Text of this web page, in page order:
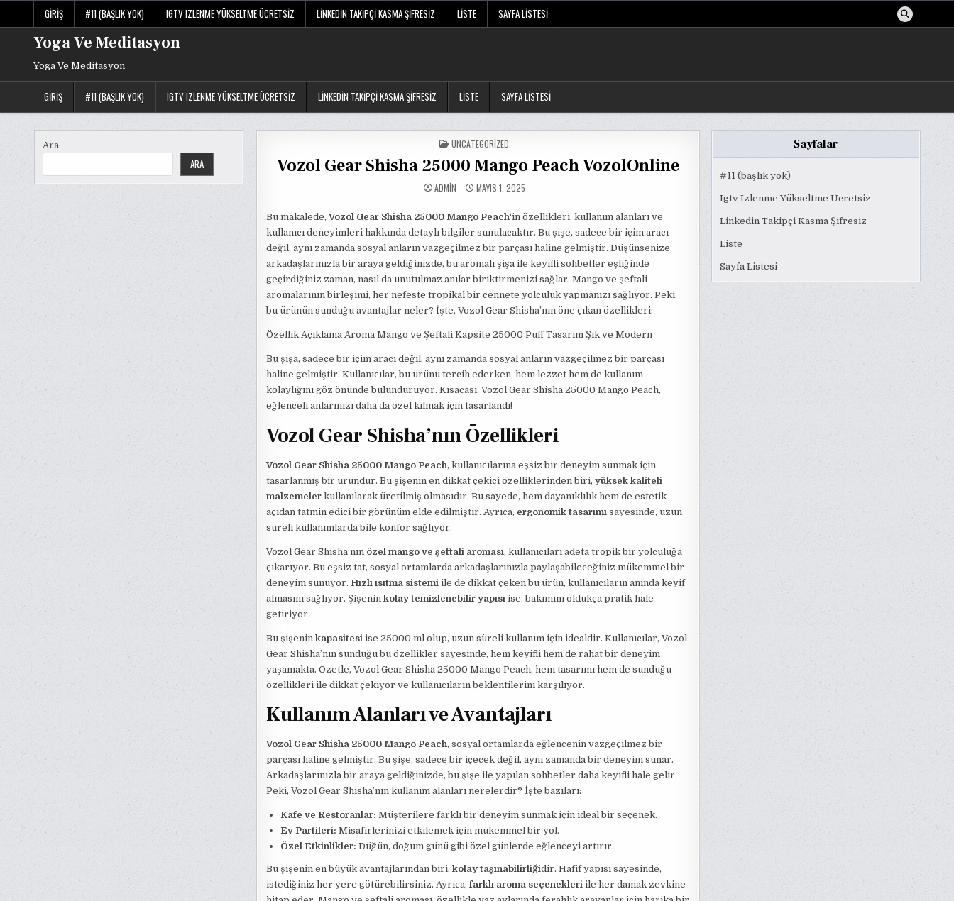
content
GIRIŞ #11 (BAŞLIK YOK) IGTV IZLENME YÜKSELTME ÜCRETSIZ LINKEDIN TAKIPÇI KASMA ŞIFRESIZ LISTE SAYFA LISTESI
Yoga Ve Meditasyon
Yoga Ve Meditasyon
GIRIŞ #11 (BAŞLIK YOK) IGTV IZLENME YÜKSELTME ÜCRETSIZ LINKEDIN TAKIPÇI KASMA ŞIFRESIZ LISTE SAYFA LISTESI
Ara
ARA
POSTED
IN
UNCATEGORIZED
Vozol Gear Shisha 25000 Mango Peach VozolOnline
ADMIN MAYIS 1, 2025
Bu makalede,Vozol Gear Shisha 25000 Mango Peach‘in özellikleri, kullanım alanları ve
kullanıcı deneyimleri hakkında detaylı bilgiler sunulacaktır. Bu şişe, sadece bir içim aracı
değil, aynı zamanda sosyal anların vazgeçilmez bir parçası haline gelmiştir. Düşünsenize,
arkadaşlarınızla bir araya geldiğinizde, bu aromalı şişa ile keyifli sohbetler eşliğinde
geçirdiğiniz zaman, nasıl da unutulmaz anılar biriktirmenizi sağlar. Mango ve şeftali
aromalarının birleşimi, her nefeste tropikal bir cennete yolculuk yapmanızı sağlıyor. Peki,
bu ürünün sunduğu avantajlar neler? İşte, Vozol Gear Shisha’nın öne çıkan özellikleri:
Özellik Açıklama Aroma Mango ve Şeftali Kapsite 25000 Puff Tasarım Şık ve Modern
Bu şişa, sadece bir içim aracı değil, aynı zamanda sosyal anların vazgeçilmez bir parçası
haline gelmiştir. Kullanıcılar, bu ürünü tercih ederken, hem lezzet hem de kullanım
kolaylığını göz önünde bulunduruyor. Kısacası, Vozol Gear Shisha 25000 Mango Peach,
eğlenceli anlarınızı daha da özel kılmak için tasarlandı!
Vozol Gear Shisha’nın Özellikleri
Vozol Gear Shisha 25000 Mango Peach, kullanıcılarına eşsiz bir deneyim sunmak için
tasarlanmış bir üründür. Bu şişenin en dikkat çekici özelliklerinden biri, yüksek kaliteli
malzemelerkullanılarak üretilmiş olmasıdır. Bu sayede, hem dayanıklılık hem de estetik
açıdan tatmin edici bir görünüm elde edilmiştir. Ayrıca, ergonomik tasarımı sayesinde, uzun
süreli kullanımlarda bile konfor sağlıyor.
Vozol Gear Shisha’nın özel mango ve şeftali aroması, kullanıcıları adeta tropik bir yolculuğa
çıkarıyor. Bu eşsiz tat, sosyal ortamlarda arkadaşlarınızla paylaşabileceğiniz mükemmel bir
deneyim sunuyor. Hızlı ısıtma sistemi ile de dikkat çeken bu ürün, kullanıcıların anında keyif
almasını sağlıyor. Şişenin kolay temizlenebilir yapısı ise, bakımını oldukça pratik hale
getiriyor.
Bu şişenin kapasitesi ise 25000 ml olup, uzun süreli kullanım için idealdir. Kullanıcılar, Vozol
Gear Shisha’nın sunduğu bu özellikler sayesinde, hem keyifli hem de rahat bir deneyim
yaşamakta. Özetle, Vozol Gear Shisha 25000 Mango Peach, hem tasarımı hem de sunduğu
özellikleri ile dikkat çekiyor ve kullanıcıların beklentilerini karşılıyor.
Kullanım Alanları ve Avantajları
Vozol Gear Shisha 25000 Mango Peach, sosyal ortamlarda eğlencenin vazgeçilmez bir
parçası haline gelmiştir. Bu şişe, sadece bir içecek değil, aynı zamanda bir deneyim sunar.
Arkadaşlarınızla bir araya geldiğinizde, bu şişe ile yapılan sohbetler daha keyifli hale gelir.
Peki, Vozol Gear Shisha’nın kullanım alanları nerelerdir? İşte bazıları:
Kafe ve Restoranlar: Müşterilere farklı bir deneyim sunmak için ideal bir seçenek.
Ev Partileri: Misafirlerinizi etkilemek için mükemmel bir yol.
Özel Etkinlikler: Düğün, doğum günü gibi özel günlerde eğlenceyi artırır.
Bu şişenin en büyük avantajlarından biri, kolay taşınabilirliğidir. Hafif yapısı sayesinde,
istediğiniz her yere götürebilirsiniz. Ayrıca,farklı aroma seçenekleriile her damak zevkine
Sayfalar
#11 (başlık yok)
Igtv Izlenme Yükseltme Ücretsiz
Linkedin Takipçi Kasma Şifresiz
Liste
Sayfa Listesi